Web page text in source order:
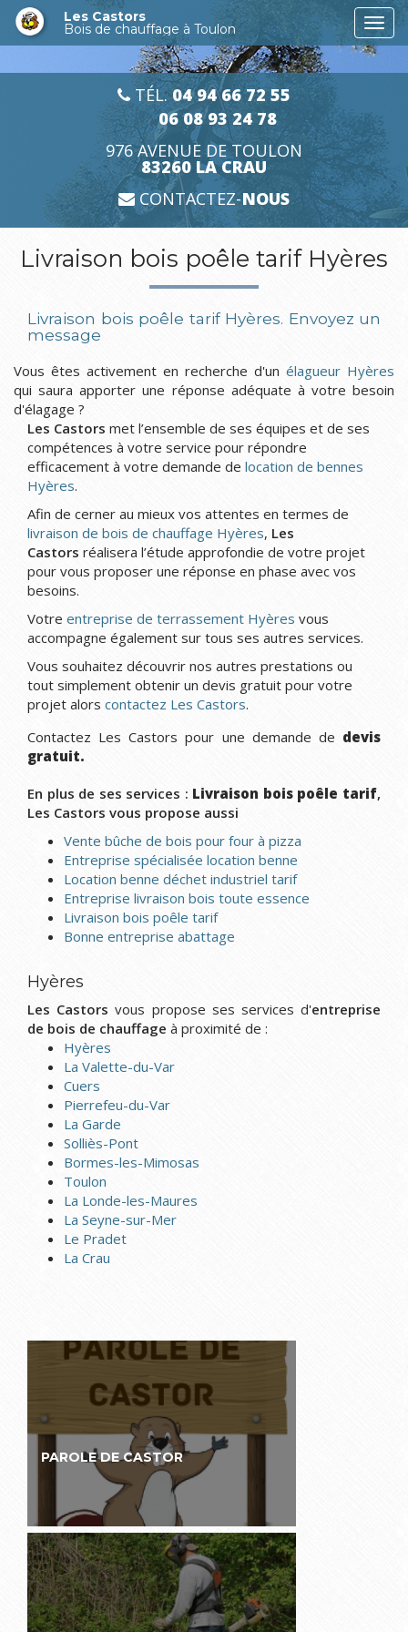
Aller
contenu
Les Castors
Bois de chauffage à Toulon
TÉL. 04 94 66 72 55
06 08 93 24 78
976 AVENUE DE TOULON
83260 LA CRAU
CONTACTEZ-NOUS
Livraison bois poêle tarif Hyères
Livraison bois poêle tarif Hyères. Envoyez un
message
Vous êtes activement en recherche d'un élagueur Hyères
qui saura apporter une réponse adéquate à votre besoin
d'élagage ?
Les Castors met l’ensemble de ses équipes et de ses
compétences à votre service pour répondre
efficacement à votre demande de location de bennes
Hyères.
Afin de cerner au mieux vos attentes en termes de
livraison de bois de chauffage Hyères, Les
Castors réalisera l’étude approfondie de votre projet
pour vous proposer une réponse en phase avec vos
besoins.
Votre entreprise de terrassement Hyères vous
accompagne également sur tous ses autres services.
Vous souhaitez découvrir nos autres prestations ou
tout simplement obtenir un devis gratuit pour votre
projet alors contactez Les Castors.
Contactez Les Castors pour une demande de devis
gratuit.
En plus de ses services : Livraison bois poêle tarif,
Les Castors vous propose aussi
Vente bûche de bois pour four à pizza
Entreprise spécialisée location benne
Location benne déchet industriel tarif
Entreprise livraison bois toute essence
Livraison bois poêle tarif
Bonne entreprise abattage
Hyères
Les Castors vous propose ses services d'entreprise
de bois de chauffage à proximité de :
Hyères
La Valette-du-Var
Cuers
Pierrefeu-du-Var
La Garde
Solliès-Pont
Bormes-les-Mimosas
Toulon
La Londe-les-Maures
La Seyne-sur-Mer
Le Pradet
La Crau
PAROLE DE CASTOR